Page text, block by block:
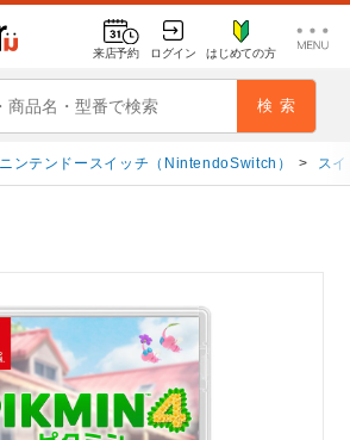
来店予約 ログイン はじめての方
ニンテンドースイッチ（NintendoSwitch） > ス